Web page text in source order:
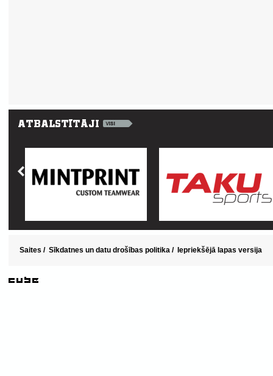
Saites / Sīkdatnes un datu drošības politika / Iepriekšējā lapas versija